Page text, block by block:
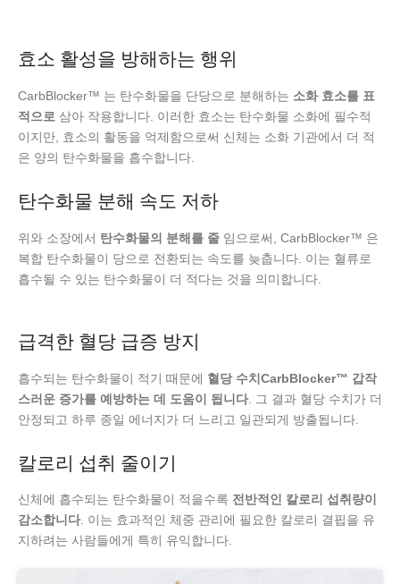
효소 활성을 방해하는 행위
CarbBlocker™ 는 탄수화물을 단당으로 분해하는 소화 효소를 표
적으로 삼아 작용합니다. 이러한 효소는 탄수화물 소화에 필수적
이지만, 효소의 활동을 억제함으로써 신체는 소화 기관에서 더 적
은 양의 탄수화물을 흡수합니다.
탄수화물 분해 속도 저하
위와 소장에서 탄수화물의 분해를 줄 임으로써, CarbBlocker™ 은
복합 탄수화물이 당으로 전환되는 속도를 늦춥니다. 이는 혈류로
흡수될 수 있는 탄수화물이 더 적다는 것을 의미합니다.
급격한 혈당 급증 방지
흡수되는 탄수화물이 적기 때문에 혈당 수치CarbBlocker™ 갑작
스러운 증가를 예방하는 데 도움이 됩니다. 그 결과 혈당 수치가 더
안정되고 하루 종일 에너지가 더 느리고 일관되게 방출됩니다.
칼로리 섭취 줄이기
신체에 흡수되는 탄수화물이 적을수록 전반적인 칼로리 섭취량이
감소합니다. 이는 효과적인 체중 관리에 필요한 칼로리 결핍을 유
지하려는 사람들에게 특히 유익합니다.